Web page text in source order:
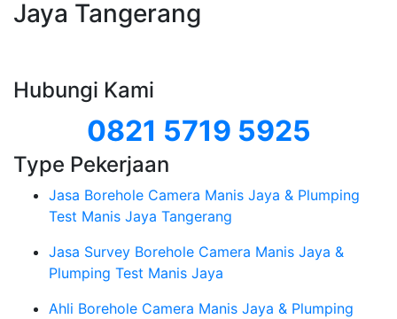
Jaya Tangerang
Hubungi Kami
0821 5719 5925
Type Pekerjaan
Jasa Borehole Camera Manis Jaya & Plumping
Test Manis Jaya Tangerang
Jasa Survey Borehole Camera Manis Jaya &
Plumping Test Manis Jaya
Ahli Borehole Camera Manis Jaya & Plumping